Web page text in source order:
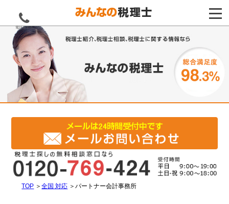
電話をする
TOP ＞全国 対応 ＞パートナー会計事務所